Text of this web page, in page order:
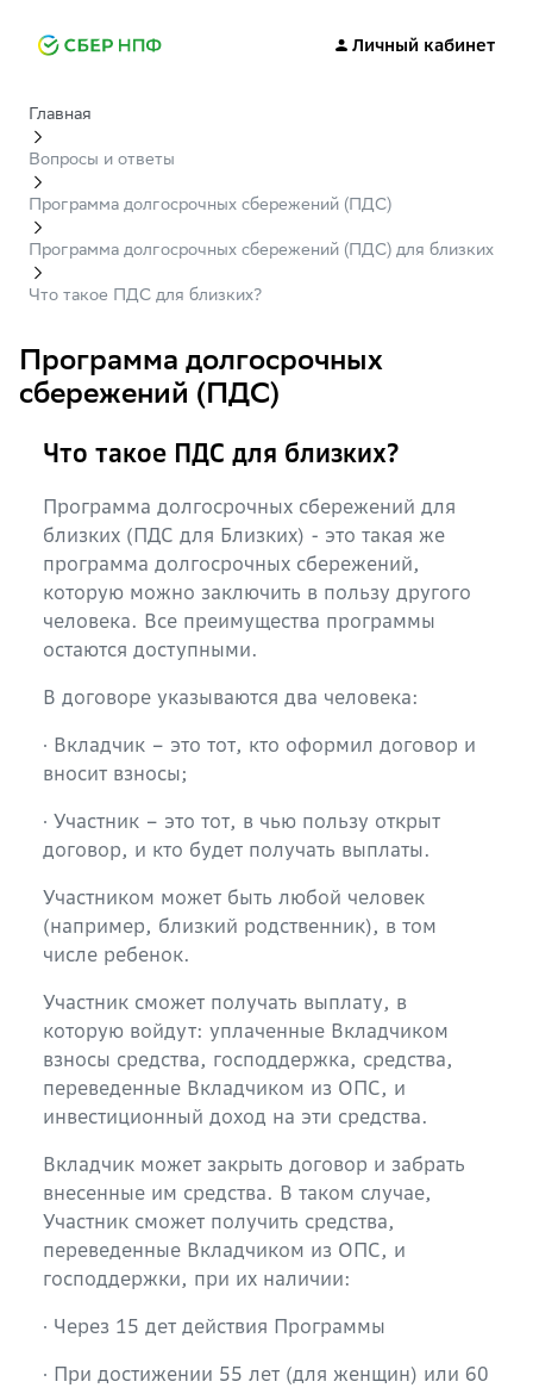
Личный кабинет
Главная
Вопросы и ответы
Программа долгосрочных сбережений (ПДС)
Программа долгосрочных сбережений (ПДС) для близких
Что такое ПДС для близких?
Программа долгосрочных
сбережений (ПДС)
Что такое ПДС для близких?
Программа долгосрочных сбережений для
близких (ПДС для Близких) - это такая же
программа долгосрочных сбережений,
которую можно заключить в пользу другого
человека. Все преимущества программы
остаются доступными.
В договоре указываются два человека:
∙ Вкладчик – это тот, кто оформил договор и
вносит взносы;
∙ Участник – это тот, в чью пользу открыт
договор, и кто будет получать выплаты.
Участником может быть любой человек
(например, близкий родственник), в том
числе ребенок.
Участник сможет получать выплату, в
которую войдут: уплаченные Вкладчиком
взносы средства, господдержка, средства,
переведенные Вкладчиком из ОПС, и
инвестиционный доход на эти средства.
Вкладчик может закрыть договор и забрать
внесенные им средства. В таком случае,
Участник сможет получить средства,
переведенные Вкладчиком из ОПС, и
господдержки, при их наличии:
∙ Через 15 дет действия Программы
∙ При достижении 55 лет (для женщин) или 60